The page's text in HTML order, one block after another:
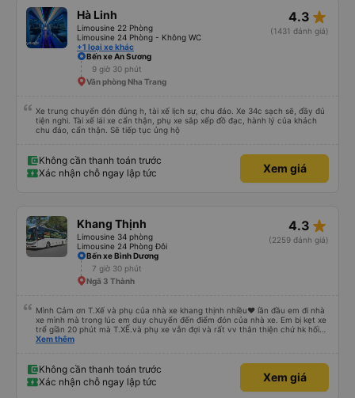
Hà Linh
Limousine 22 Phòng
Limousine 24 Phòng - Không WC
+1 loại xe khác
4.3 star_rate
(1431 đánh giá)
Bến xe An Sương
9 giờ 30 phút
Văn phòng Nha Trang
Xe trung chuyển đón đúng h, tài xế lịch sự, chu đáo. Xe 34c sạch sẽ, đầy đủ
tiện nghi. Tài xế lái xe cẩn thận, phụ xe sắp xếp đồ đạc, hành lý của khách
chu đáo, cẩn thận. Sẽ tiếp tục ủng hộ
Không cần thanh toán trước
Xác nhận chỗ ngay lập tức
Xem giá
Khang Thịnh
Limousine 34 phòng
Limousine 24 Phòng Đôi
4.3 star_rate
(2259 đánh giá)
Bến xe Bình Dương
7 giờ 30 phút
Ngã 3 Thành
Mình Cảm ơn T.Xế và phụ của nhà xe khang thịnh nhiều❤️ lần đầu em đi nhà
xe mình mà trong lúc em duy chuyển đến điểm đón của nhà xe. Em bị kẹt xe
trể giần 20 phút mà T.XẾ.và phụ xe vẫn đợi và rất vv thân thiện chứ hk hối
mình như những nhà xe khác. Xe mình đi là loại xe 24p đôi . xe có rèm kéo
.và 1 trạm. Dùng cho mn ăn ún. Dù 2 trạm dùng ở cây xăng để xe nộp nhiên
liệu và cho mn đi wc nhưng nhà wc của cây xăng nhà xe này dùng rất chi là
sạch sẽ. Hk có mùi khó chiệu như những trạm khác. Mà hình như nhà xe này
Xem thêm
Không cần thanh toán trước
Xác nhận chỗ ngay lập tức
Xem giá